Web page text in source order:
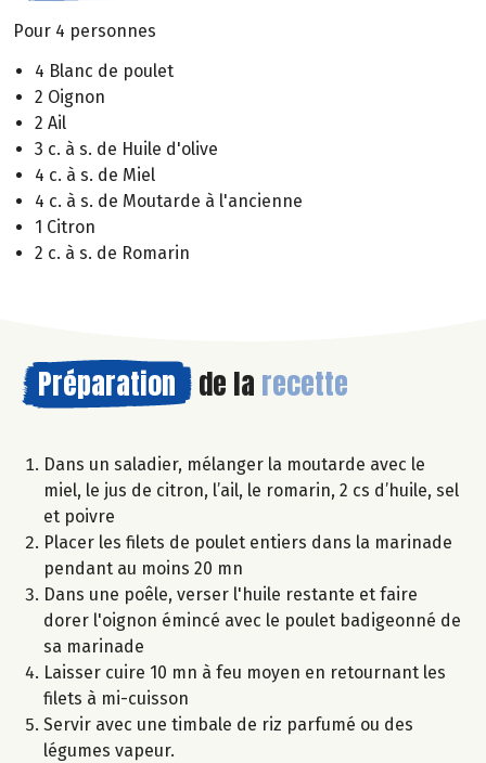
Pour 4 personnes
4 Blanc de poulet
2 Oignon
2 Ail
3 c. à s. de Huile d'olive
4 c. à s. de Miel
4 c. à s. de Moutarde à l'ancienne
1 Citron
2 c. à s. de Romarin
Préparation de la recette
Dans un saladier, mélanger la moutarde avec le
miel, le jus de citron, l’ail, le romarin, 2 cs d’huile, sel
et poivre
Placer les filets de poulet entiers dans la marinade
pendant au moins 20 mn
Dans une poêle, verser l'huile restante et faire
dorer l'oignon émincé avec le poulet badigeonné de
sa marinade
Laisser cuire 10 mn à feu moyen en retournant les
filets à mi-cuisson
Servir avec une timbale de riz parfumé ou des
légumes vapeur.